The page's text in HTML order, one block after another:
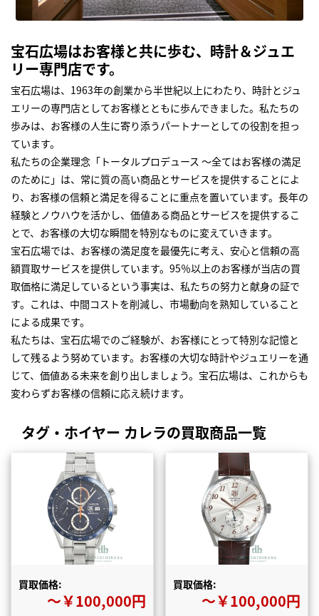
宝石広場はお客様と共に歩む、時計＆ジュエ
リー専門店です。
宝石広場は、1963年の創業から半世紀以上にわたり、時計とジュ
エリーの専門店としてお客様とともに歩んできました。私たちの
歩みは、お客様の人生に寄り添うパートナーとしての役割を担っ
ています。
私たちの企業理念「トータルプロデュース ～全てはお客様の満足
のために」は、常に質の高い商品とサービスを提供することによ
り、お客様の信頼と満足を得ることに重点を置いています。長年の
経験とノウハウを活かし、価値ある商品とサービスを提供するこ
とで、お客様の大切な瞬間を特別なものに変えていきます。
宝石広場では、お客様の満足度を最優先に考え、安心と信頼の高
額買取サービスを提供しています。95％以上のお客様が当店の買
取価格に満足しているという事実は、私たちの努力と献身の証で
す。これは、中間コストを削減し、市場動向を熟知していること
による成果です。
私たちは、宝石広場でのご経験が、お客様にとって特別な記憶と
して残るよう努めています。お客様の大切な時計やジュエリーを通
じて、価値ある未来を創り出しましょう。宝石広場は、これからも
変わらずお客様の信頼に応え続けます。
タグ・ホイヤー カレラの買取商品一覧
買取価格:
〜￥100,000円
買取価格:
〜￥100,000円